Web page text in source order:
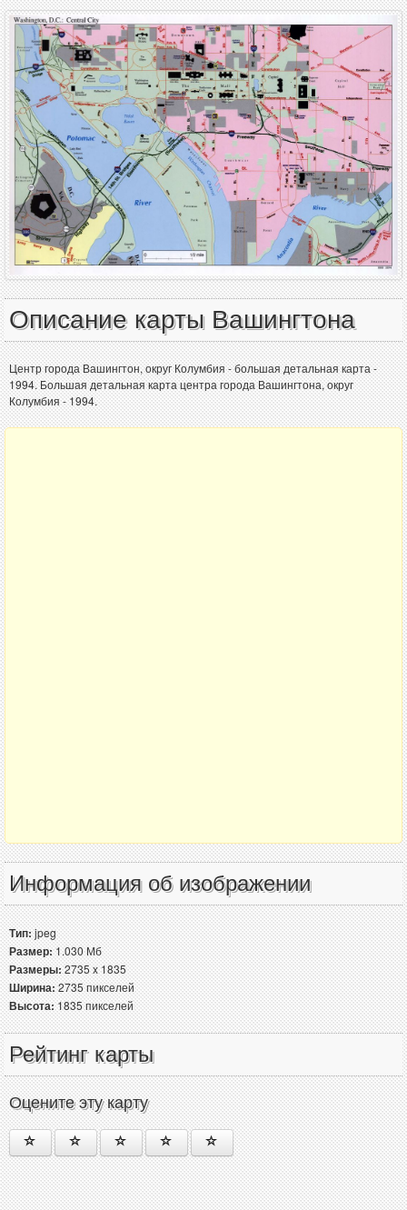
Описание карты Вашингтона
Центр города Вашингтон, округ Колумбия - большая детальная карта -
1994. Большая детальная карта центра города Вашингтона, округ
Колумбия - 1994.
Информация об изображении
Тип:jpeg
Размер:1.030 Мб
Размеры:2735 x 1835
Ширина:2735 пикселей
Высота:1835 пикселей
Рейтинг карты
Оцените эту карту